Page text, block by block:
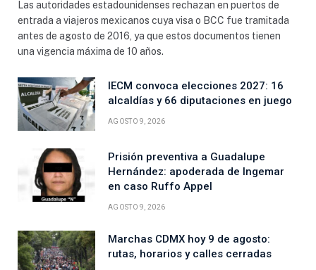
Las autoridades estadounidenses rechazan en puertos de
entrada a viajeros mexicanos cuya visa o BCC fue tramitada
antes de agosto de 2016, ya que estos documentos tienen
una vigencia máxima de 10 años.
IECM convoca elecciones 2027: 16
alcaldías y 66 diputaciones en juego
AGOSTO 9, 2026
Prisión preventiva a Guadalupe
Hernández: apoderada de Ingemar
en caso Ruffo Appel
AGOSTO 9, 2026
Marchas CDMX hoy 9 de agosto:
rutas, horarios y calles cerradas